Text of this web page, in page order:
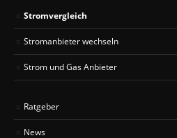
Stromvergleich
Stromanbieter wechseln
Strom und Gas Anbieter
Ratgeber
News